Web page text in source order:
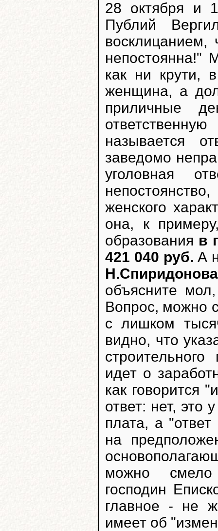
28 октября и
Публий
непостоянна!"
как ни крути,
женщина, а
приличные
называется
заведомо
уголовная
женского
она, к
образования в
421 040 руб. А
Н.Спиридонова
объясните
Вопрос, можно
с лишком
видно, что
идет о
как говорится
ответ: нет, это
плата, а
на
можно смело
господин
главное - не
имеет об